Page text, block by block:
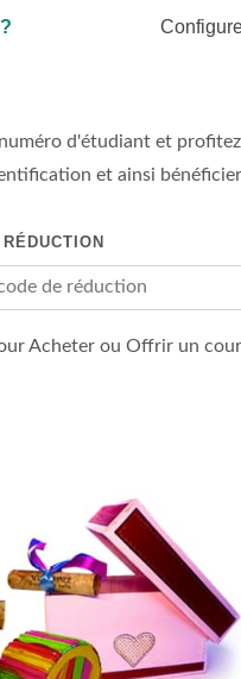
d'étudiant et
et ainsi
Acheter ou Offrir un